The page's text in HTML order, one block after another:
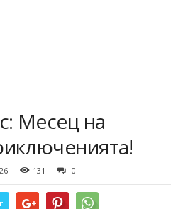
Месец на
131 0